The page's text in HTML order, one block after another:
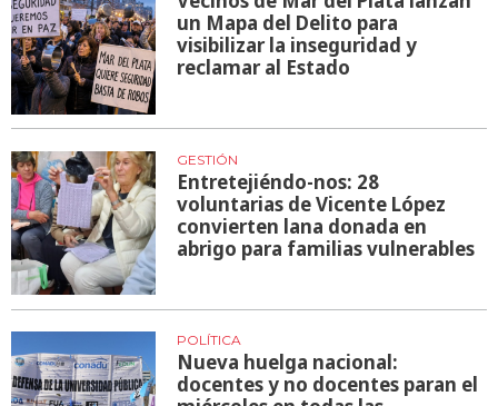
un Mapa del Delito para
visibilizar la inseguridad y
reclamar al Estado
GESTIÓN
Entretejiéndo-nos: 28
voluntarias de Vicente López
convierten lana donada en
abrigo para familias vulnerables
POLÍTICA
Nueva huelga nacional:
docentes y no docentes paran el